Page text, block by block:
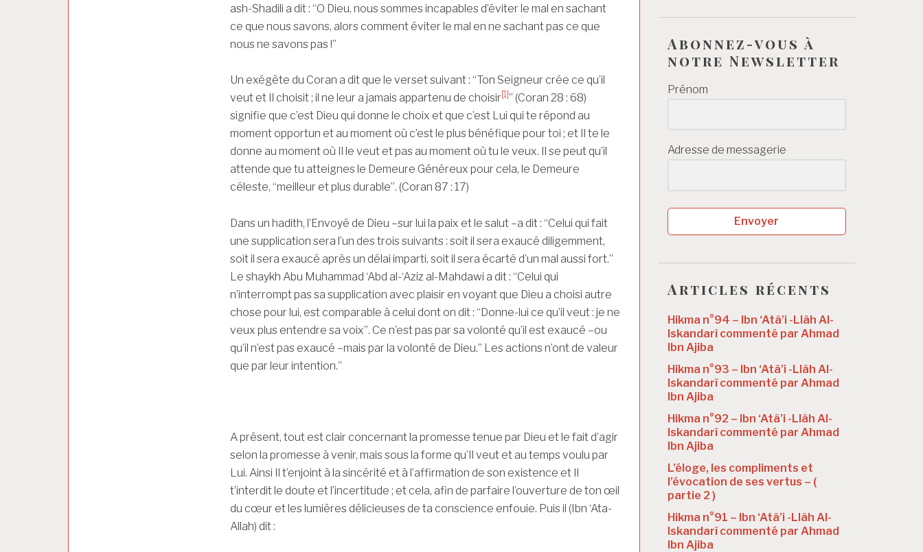
ash-Shadili a dit : “O Dieu, nous sommes incapables d’éviter le mal en sachant
ce que nous savons, alors comment éviter le mal en ne sachant pas ce que
nous ne savons pas !”
Un exégète du Coran a dit que le verset suivant : “Ton Seigneur crée ce qu’il
veut et Il choisit ; il ne leur a jamais appartenu de choisir [1]” (Coran 28 : 68)
signifie que c’est Dieu qui donne le choix et que c’est Lui qui te répond au
moment opportun et au moment où c’est le plus bénéfique pour toi ; et Il te le
donne au moment où Il le veut et pas au moment où tu le veux. Il se peut qu’il
attende que tu atteignes le Demeure Généreux pour cela, le Demeure
céleste, “meilleur et plus durable”. (Coran 87 : 17)
Dans un hadith, l’Envoyé de Dieu –sur lui la paix et le salut –a dit : “Celui qui fait
une supplication sera l’un des trois suivants : soit il sera exaucé diligemment,
soit il sera exaucé après un délai imparti, soit il sera écarté d’un mal aussi fort.”
Le shaykh Abu Muhammad ‘Abd al-‘Aziz al-Mahdawi a dit : “Celui qui
n’interrompt pas sa supplication avec plaisir en voyant que Dieu a choisi autre
chose pour lui, est comparable à celui dont on dit : “Donne-lui ce qu’il veut : je ne
veux plus entendre sa voix”. Ce n’est pas par sa volonté qu’il est exaucé –ou
qu’il n’est pas exaucé –mais par la volonté de Dieu.” Les actions n’ont de valeur
que par leur intention.”
A présent, tout est clair concernant la promesse tenue par Dieu et le fait d’agir
selon la promesse à venir, mais sous la forme qu’Il veut et au temps voulu par
Lui. Ainsi Il t’enjoint à la sincérité et à l’affirmation de son existence et Il
t’interdit le doute et l’incertitude ; et cela, afin de parfaire l’ouverture de ton œil
du cœur et les lumières délicieuses de ta conscience enfouie. Puis il (Ibn ‘Ata-
Allah) dit :
Abonnez-vous à
notre Newsletter
Prénom
Adresse de messagerie
Envoyer
Articles récents
Hikma n°94 – Ibn ‘Atâ’i -Llâh Al-
Iskandarî commenté par Ahmad
Ibn Ajiba
Hikma n°93 – Ibn ‘Atâ’i -Llâh Al-
Iskandarî commenté par Ahmad
Ibn Ajiba
Hikma n°92 – Ibn ‘Atâ’i -Llâh Al-
Iskandarî commenté par Ahmad
Ibn Ajiba
L’éloge, les compliments et
l’évocation de ses vertus – (
partie 2 )
Hikma n°91 – Ibn ‘Atâ’i -Llâh Al-
Iskandarî commenté par Ahmad
Ibn Ajiba